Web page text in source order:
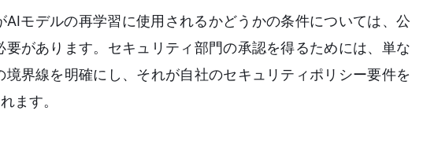
モデルの再学習に使用されるかどうかの条件については、公
があります。セキュリティ部門の承認を得るためには、単な
界線を明確にし、それが自社のセキュリティポリシー要件を
ます。